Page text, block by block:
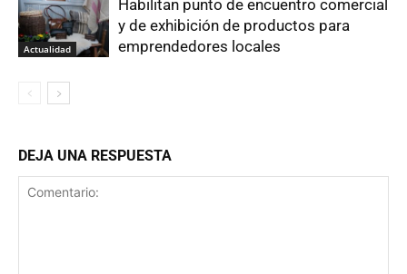
Actualidad
Habilitan punto de encuentro comercial
y de exhibición de productos para
emprendedores locales
DEJA UNA RESPUESTA